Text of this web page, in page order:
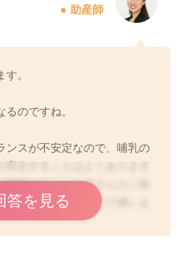
助産師
。
のですね。
ンスが不安定なので、哺乳の
変化することはよくあります
問題はなく、お子さんのご様
様子を見ていただいて構いま
っぽい、黒っぽいなど色の変
答を見る